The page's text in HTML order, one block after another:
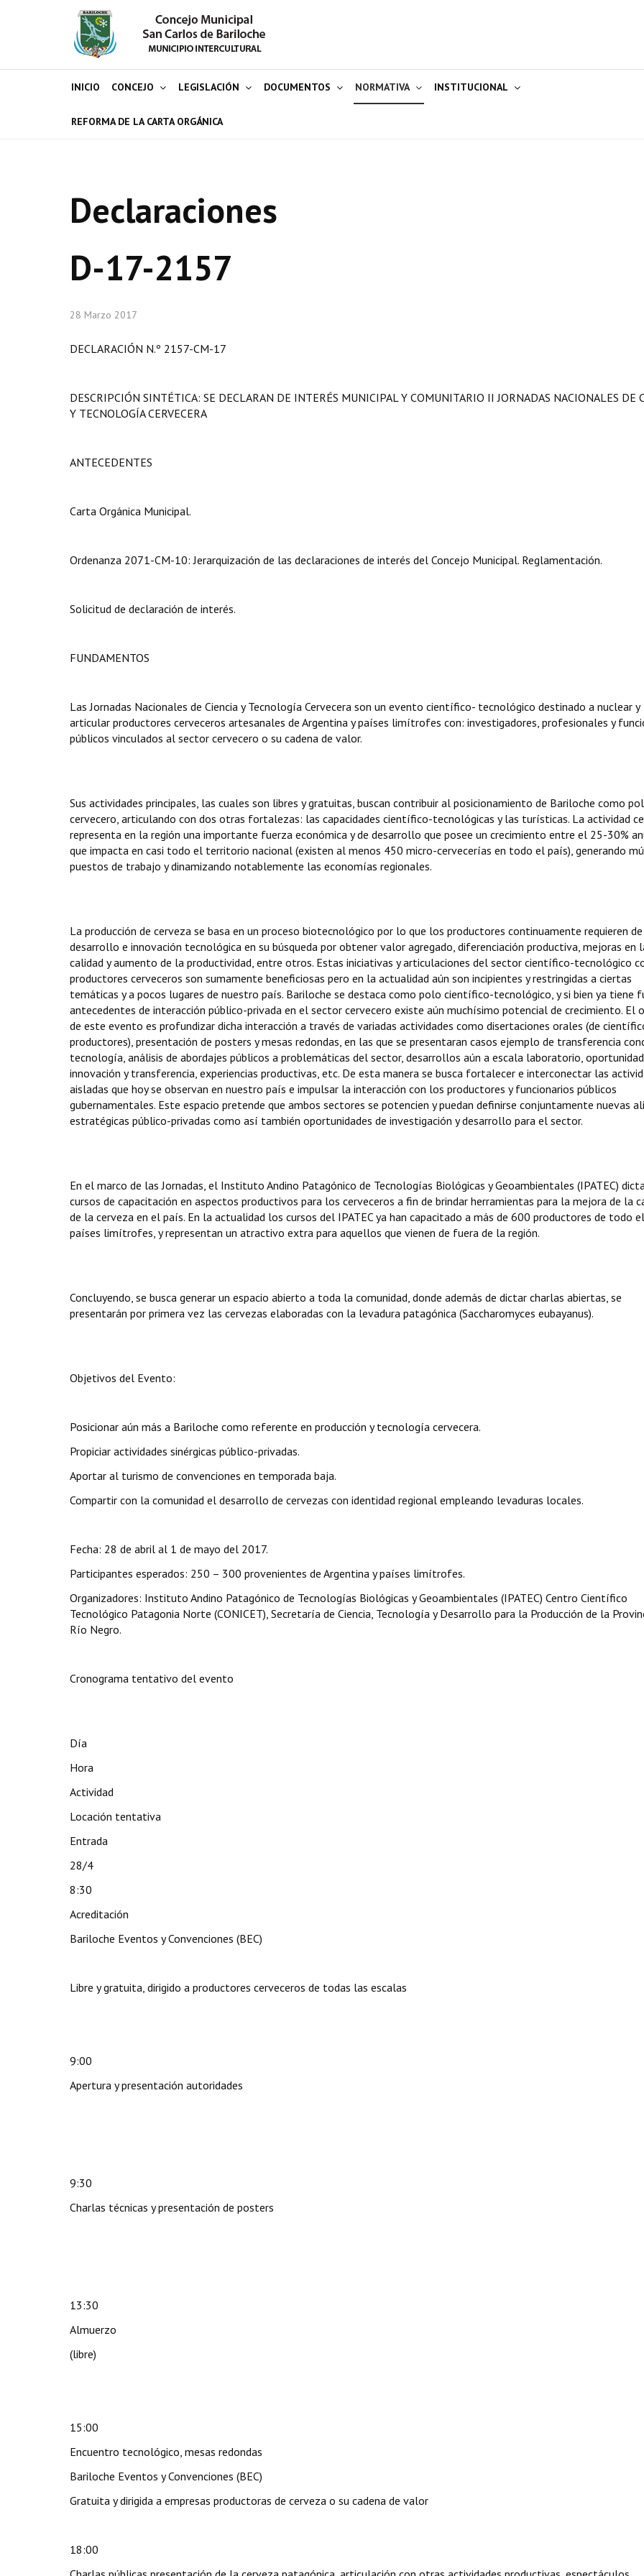
INICIO CONCEJO LEGISLACIÓN DOCUMENTOS NORMATIVA INSTITUCIONAL
REFORMA DE LA CARTA ORGÁNICA
Declaraciones
D-17-2157
28 Marzo 2017
DECLARACIÓN N.º 2157-CM-17
DESCRIPCIÓN SINTÉTICA: SE DECLARAN DE INTERÉS MUNICIPAL Y COMUNITARIO II JORNADAS NACIONALES DE
Y TECNOLOGÍA CERVECERA
ANTECEDENTES
Carta Orgánica Municipal.
Ordenanza 2071-CM-10: Jerarquización de las declaraciones de interés del Concejo Municipal. Reglamentación.
Solicitud de declaración de interés.
FUNDAMENTOS
Las Jornadas Nacionales de Ciencia y Tecnología Cervecera son un evento científico- tecnológico destinado a nuclear y
articular productores cerveceros artesanales de Argentina y países limítrofes con: investigadores, profesionales y
públicos vinculados al sector cervecero o su cadena de valor.
Sus actividades principales, las cuales son libres y gratuitas, buscan contribuir al posicionamiento de Bariloche como
cervecero, articulando con dos otras fortalezas: las capacidades científico-tecnológicas y las turísticas. La actividad
representa en la región una importante fuerza económica y de desarrollo que posee un crecimiento entre el 25-30%
que impacta en casi todo el territorio nacional (existen al menos 450 micro-cervecerías en todo el país), generando
puestos de trabajo y dinamizando notablemente las economías regionales.
La producción de cerveza se basa en un proceso biotecnológico por lo que los productores continuamente requieren de
desarrollo e innovación tecnológica en su búsqueda por obtener valor agregado, diferenciación productiva, mejoras en
calidad y aumento de la productividad, entre otros. Estas iniciativas y articulaciones del sector científico-tecnológico
productores cerveceros son sumamente beneficiosas pero en la actualidad aún son incipientes y restringidas a ciertas
temáticas y a pocos lugares de nuestro país. Bariloche se destaca como polo científico-tecnológico, y si bien ya tiene
antecedentes de interacción público-privada en el sector cervecero existe aún muchísimo potencial de crecimiento. El
de este evento es profundizar dicha interacción a través de variadas actividades como disertaciones orales (de
productores), presentación de posters y mesas redondas, en las que se presentaran casos ejemplo de transferencia
tecnología, análisis de abordajes públicos a problemáticas del sector, desarrollos aún a escala laboratorio,
innovación y transferencia, experiencias productivas, etc. De esta manera se busca fortalecer e interconectar las
aisladas que hoy se observan en nuestro país e impulsar la interacción con los productores y funcionarios públicos
gubernamentales. Este espacio pretende que ambos sectores se potencien y puedan definirse conjuntamente nuevas
estratégicas público-privadas como así también oportunidades de investigación y desarrollo para el sector.
En el marco de las Jornadas, el Instituto Andino Patagónico de Tecnologías Biológicas y Geoambientales (IPATEC)
cursos de capacitación en aspectos productivos para los cerveceros a fin de brindar herramientas para la mejora de la
de la cerveza en el país. En la actualidad los cursos del IPATEC ya han capacitado a más de 600 productores de todo
países limítrofes, y representan un atractivo extra para aquellos que vienen de fuera de la región.
Concluyendo, se busca generar un espacio abierto a toda la comunidad, donde además de dictar charlas abiertas, se
presentarán por primera vez las cervezas elaboradas con la levadura patagónica (Saccharomyces eubayanus).
Objetivos del Evento:
Posicionar aún más a Bariloche como referente en producción y tecnología cervecera.
Propiciar actividades sinérgicas público-privadas.
Aportar al turismo de convenciones en temporada baja.
Compartir con la comunidad el desarrollo de cervezas con identidad regional empleando levaduras locales.
Fecha: 28 de abril al 1 de mayo del 2017.
Participantes esperados: 250 – 300 provenientes de Argentina y países limítrofes.
Organizadores: Instituto Andino Patagónico de Tecnologías Biológicas y Geoambientales (IPATEC) Centro Científico
Tecnológico Patagonia Norte (CONICET), Secretaría de Ciencia, Tecnología y Desarrollo para la Producción de la
Río Negro.
Cronograma tentativo del evento
Día
Hora
Actividad
Locación tentativa
Entrada
28/4
8:30
Acreditación
Bariloche Eventos y Convenciones (BEC)
Libre y gratuita, dirigido a productores cerveceros de todas las escalas
9:00
Apertura y presentación autoridades
9:30
Charlas técnicas y presentación de posters
13:30
Almuerzo
(libre)
15:00
Encuentro tecnológico, mesas redondas
Bariloche Eventos y Convenciones (BEC)
Gratuita y dirigida a empresas productoras de cerveza o su cadena de valor
18:00